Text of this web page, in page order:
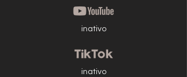
inativo
inativo